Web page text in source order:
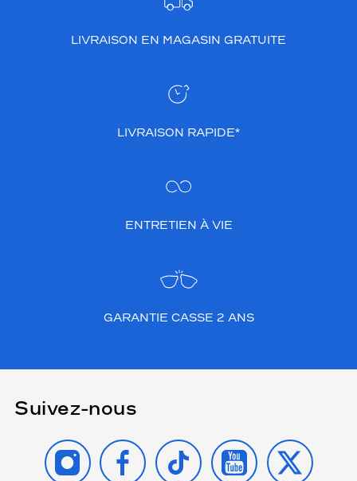
LIVRAISON EN MAGASIN GRATUITE
LIVRAISON RAPIDE*
ENTRETIEN À VIE
GARANTIE CASSE 2 ANS
Suivez-nous
INSTAGRAMFACEBOOK
TIKTOK YOUTUBE
X